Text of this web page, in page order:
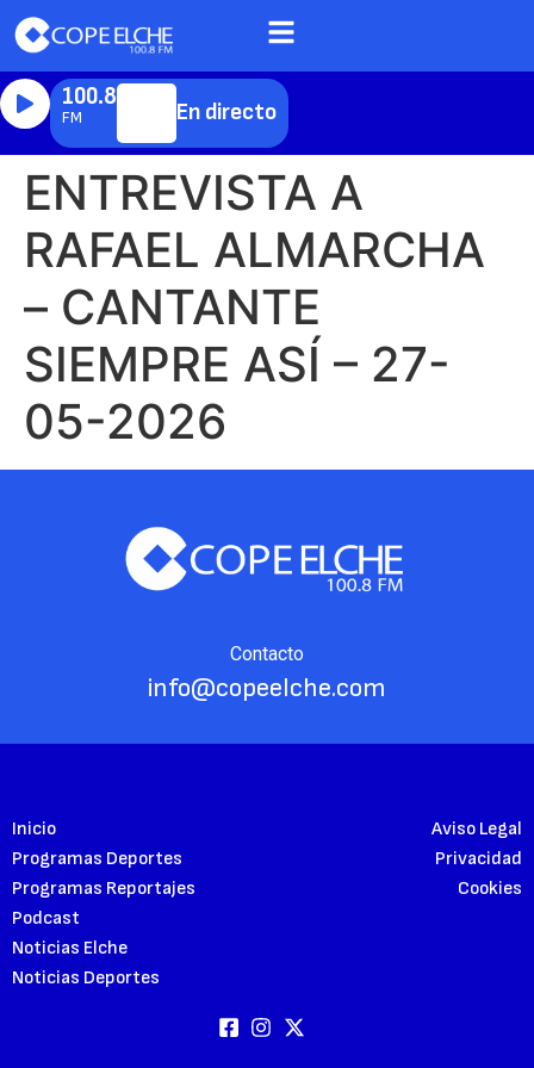
100.8
FM En directo
ENTREVISTA A
RAFAEL ALMARCHA
– CANTANTE
SIEMPRE ASÍ – 27-
05-2026
Contacto
info@copeelche.com
Inicio
Programas Deportes
Programas Reportajes
Podcast
Noticias Elche
Noticias Deportes
Aviso Legal
Privacidad
Cookies